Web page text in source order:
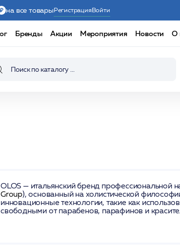
на все товарыРегистрацияВойти
Бренды Акции Мероприятия Новости О
OLOS — итальянский бренд профессиональной
Group), основанный на холистической
инновационные технологии, такие как
свободными от парабенов, парафинов и